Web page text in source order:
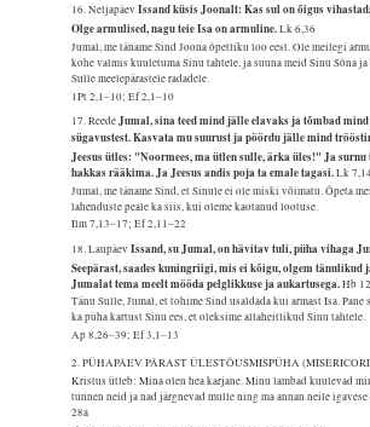
16. NeljapäevIssand küsis Joonalt: Kas sul on õigus
Olge armulised, nagu teie Isa on armuline.Lk 6,36
Jumal, me täname Sind Joona õpetliku loo eest. Ole meilegi
kohe valmis kuuletuma Sinu tahtele, ja suuna meid Sinu Sõna
Sulle meelepärastele radadele.
1Pt 2,1–10; Ef 2,1–10
17. ReedeJumal, sina teed mind jälle elavaks ja tõmbad
sügavustest. Kasvata mu suurust ja pöördu jälle mind
Jeesus ütles: "Noormees, ma ütlen sulle, ärka üles!" Ja
hakkas rääkima. Ja Jeesus andis poja ta emale tagasi.Lk
Jumal, me täname Sind, et Sinule ei ole miski võimatu. Õpeta
lahenduste peale ka siis, kui oleme kaotanud lootuse.
Ilm 7,13–17; Ef 2,11–22
18. LaupäevIssand, su Jumal, on hävitav tuli, püha vihaga
Seepärast, saades kuningriigi, mis ei kõigu, olgem tänulikud
Jumalat tema meelt mööda pelglikkuse ja aukartusega.Hb
Tänu Sulle, Jumal, et tohime Sind usaldada kui armast Isa. Pane
ka püha kartust Sinu ees, et oleksime allaheitlikud Sinu tahtele.
Ap 8,26–39; Ef 3,1–13
2. PÜHAPÄEV PÄRAST ÜLESTÕUSMISPÜHA
Kristus ütleb: Mina olen hea karjane. Minu lambad kuulevad
tunnen neid ja nad järgnevad mulle ning ma annan neile
28a